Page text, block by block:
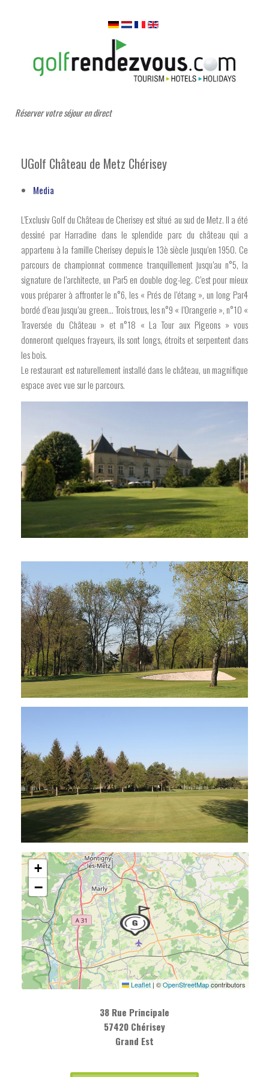
Réserver votre séjour en direct
UGolf Château de Metz Chérisey
Media
L’Exclusiv Golf du Château de Cherisey est situé au sud de Metz. Il a été
dessiné par Harradine dans le splendide parc du château qui a
appartenu à la famille Cherisey depuis le 13è siècle jusqu’en 1950. Ce
parcours de championnat commence tranquillement jusqu’au n°5, la
signature de l’architecte, un Par5 en double dog-leg. C’est pour mieux
vous préparer à affronter le n°6, les « Prés de l’étang », un long Par4
bordé d’eau jusqu’au green… Trois trous, les n°9 « l’Orangerie », n°10 «
Traversée du Château » et n°18 « La Tour aux Pigeons » vous
donneront quelques frayeurs, ils sont longs, étroits et serpentent dans
les bois.
Le restaurant est naturellement installé dans le château, un magnifique
espace avec vue sur le parcours.
+
−
Leaflet | ©OpenStreetMapcontributors
38 Rue Principale
57420 Chérisey
Grand Est